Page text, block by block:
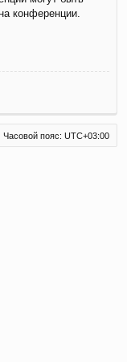
конференции.
Часовой пояс: UTC+03:00